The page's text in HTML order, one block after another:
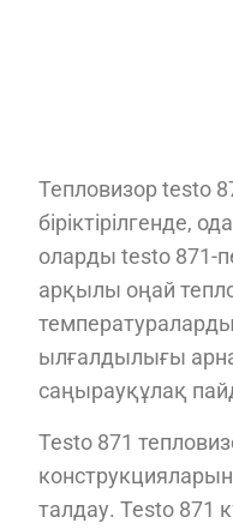
Тепловизор testo
біріктірілгенде,
оларды testo 871-
арқылы оңай
ылғалдылығы
саңырауқұлақ
Testo 871
талдау. Testo 871